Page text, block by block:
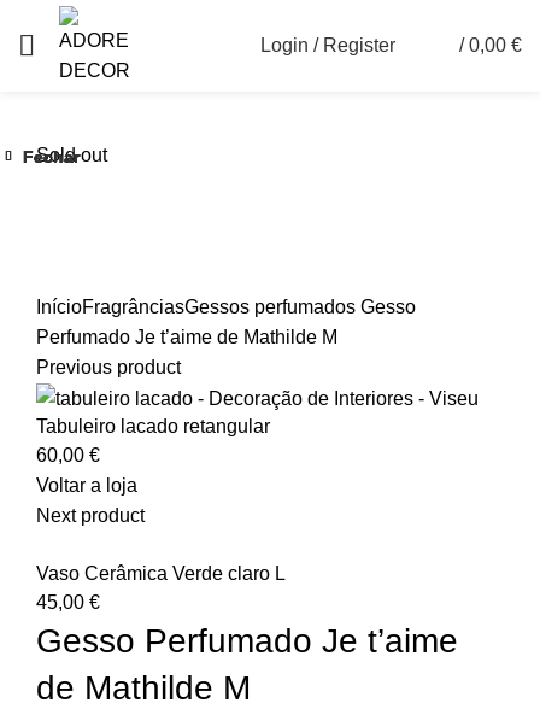
Login / Register / 0,00 €
Sold out
InícioFragrânciasGessos perfumados Gesso
Perfumado Je t’aime de Mathilde M
Previous product
Tabuleiro lacado retangular
60,00 €
Voltar a loja
Next product
Vaso Cerâmica Verde claro L
45,00 €
Gesso Perfumado Je t’aime
de Mathilde M
Fechar
Fechar
Fechar
Fechar
Fechar
Fechar